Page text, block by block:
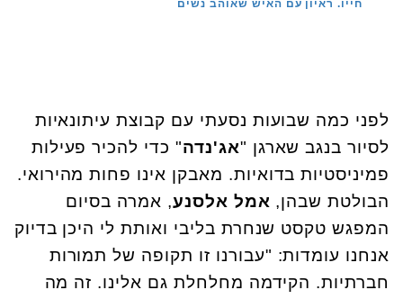
חייו. ראיון עם האיש שאוהב נשים
לפני כמה שבועות נסעתי עם קבוצת עיתונאיות
לסיור בנגב שארגן "אג'נדה" כדי להכיר פעילות
פמיניסטיות בדואיות. מאבקן אינו פחות מהירואי.
הבולטת שבהן, אמל אלסנע, אמרה בסיום
המפגש טקסט שנחרת בליבי ואותת לי היכן בדיוק
אנחנו עומדות: "עבורנו זו תקופה של תמורות
חברתיות. הקידמה מחלחלת גם אלינו. זה מה